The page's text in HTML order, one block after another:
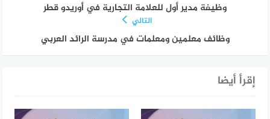
وظيفة مدير أول للعلامة التجارية في أوريدو قطر
التالي
وظائف معلمين ومعلمات في مدرسة الرائد العربي
إقرأ أيضا